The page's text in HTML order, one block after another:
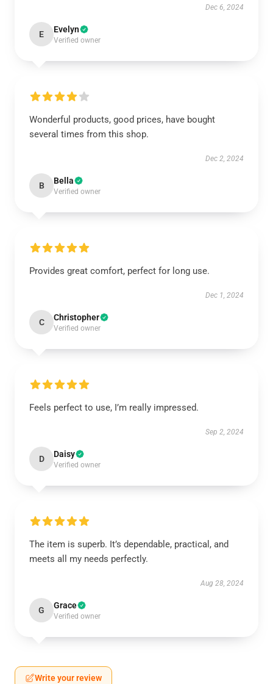
Dec 6, 2024
E Evelyn
Verified owner
Wonderful products, good prices, have bought
several times from this shop.
Dec 2, 2024
B Bella
Verified owner
Provides great comfort, perfect for long use.
Dec 1, 2024
C Christopher
Verified owner
Feels perfect to use, I’m really impressed.
Sep 2, 2024
D Daisy
Verified owner
The item is superb. It’s dependable, practical, and
meets all my needs perfectly.
Aug 28, 2024
G Grace
Verified owner
Write your review